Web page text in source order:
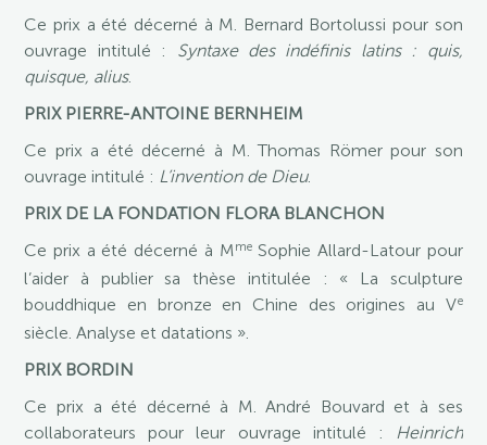
Ce prix a été décerné à M. Bernard Bortolussi pour son
ouvrage intitulé : Syntaxe des indéfinis latins : quis,
quisque, alius.
PRIX PIERRE-ANTOINE BERNHEIM
Ce prix a été décerné à M. Thomas Römer pour son
ouvrage intitulé : L’invention de Dieu.
PRIX DE LA FONDATION FLORA BLANCHON
Ce prix a été décerné à MmeSophie Allard-Latour pour
l’aider à publier sa thèse intitulée : « La sculpture
bouddhique en bronze en Chine des origines au Ve
siècle. Analyse et datations ».
PRIX BORDIN
Ce prix a été décerné à M. André Bouvard et à ses
collaborateurs pour leur ouvrage intitulé : Heinrich